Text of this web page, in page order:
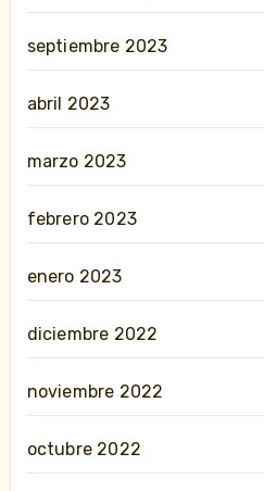
septiembre 2023
abril 2023
marzo 2023
febrero 2023
enero 2023
diciembre 2022
noviembre 2022
octubre 2022